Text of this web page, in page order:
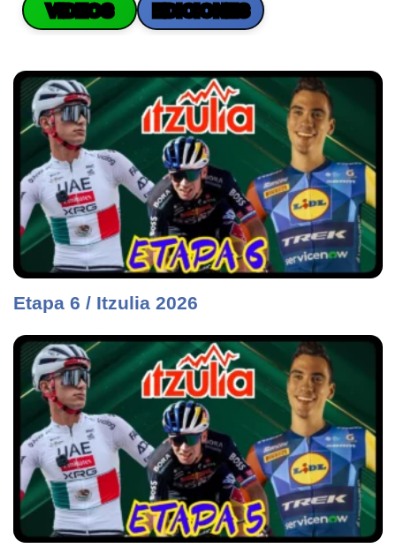
VIDEOS EDICIONES
Etapa 6 / Itzulia 2026